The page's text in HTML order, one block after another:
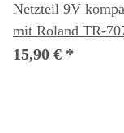
Netzteil 9V
mit Roland TR-
Drumcomputer
15,90 € *